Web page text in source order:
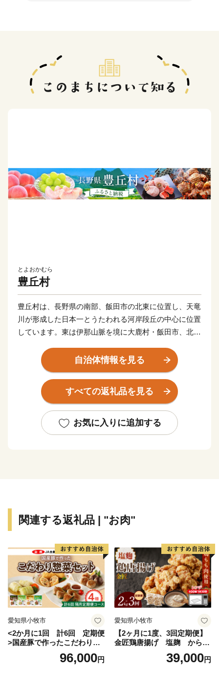
とよおかむら
豊丘村
豊丘村は、長野県の南部、飯田市の北東に位置し、天竜
川が形成した日本一とうたわれる河岸段丘の中心に位置
しています。東は伊那山脈を境に大鹿村・飯田市、北は
村、西は天竜川を隔て高森町に接しています。
地形は、伊那山脈最高峰の鬼面山（標高1,890ｍ）を頂
点に、天竜川まで西向きに河岸段丘を形成しています。
（エンブレムは鬼面山の「鬼」と天竜川の「龍」をモチ
このような地形から、天竜川沿岸の下段地帯は水田を中
心とした農業が発展し、道の駅、小中学校などの本村の
く、秋に収穫される、特産の「まつたけ」が有名です。
産業は、農業を主体として工業、商業が発展してきまし
た。農業は従来、稲作、養蚕が中心でしたが、昭和40年
代から桃、なし、りんご、市田柿などの果樹に転換さ
れ、農業の近代化とともに生産の向上が図られてきまし
た。
屋間）が完成予定で、中間駅の長野駅（仮称）は豊丘村
から車で10～15分ほどの位置に建設予定です。
京品川まで45分、名古屋まで25分と移動時間が劇的に
自治体情報を見る
すべての返礼品を見る
お気に入りに追加する
関連する返礼品 | "お肉"
愛知県小牧市
<2か月に1回 計6回 定期便
>国産豚で作ったこだわり惣
96,000円
愛知県小牧市
【2ヶ月に1度、3回定期便】
金匠鶏唐揚げ 塩麹 からあ
39,000円